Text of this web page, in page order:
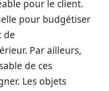
pour le client.
pour budgétiser
de
Par ailleurs,
de ces
Les objets